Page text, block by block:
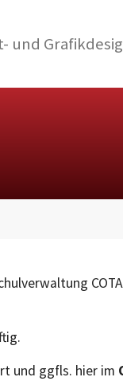
und
und ggfls. hier im